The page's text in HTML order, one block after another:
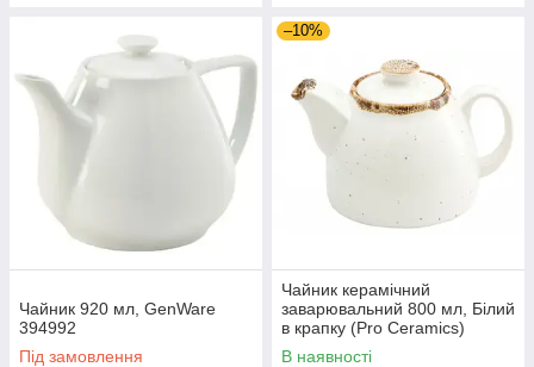
Чайник 920 мл, GenWare
394992
Під замовлення
–10%
Чайник керамічний
заварювальний 800 мл, Білий
в крапку (Pro Ceramics)
Кантрі
В наявності